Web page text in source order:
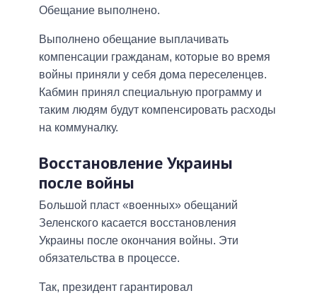
Обещание выполнено.
Выполнено обещание выплачивать
компенсации гражданам, которые во время
войны приняли у себя дома переселенцев.
Кабмин принял специальную программу и
таким людям будут компенсировать расходы
на коммуналку.
Восстановление Украины
после войны
Большой пласт «военных» обещаний
Зеленского касается восстановления
Украины после окончания войны. Эти
обязательства в процессе.
Так, президент гарантировал